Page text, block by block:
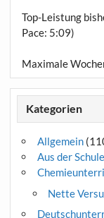
Top-Leistung
Pace: 5:09)
Maximale
Kategorien
Allgemein
Aus der Schule
Nette